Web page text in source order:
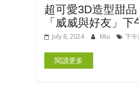
超可愛3D造型甜
「威威與好友」下
July 8, 2024 Miu 下午
閱讀更多